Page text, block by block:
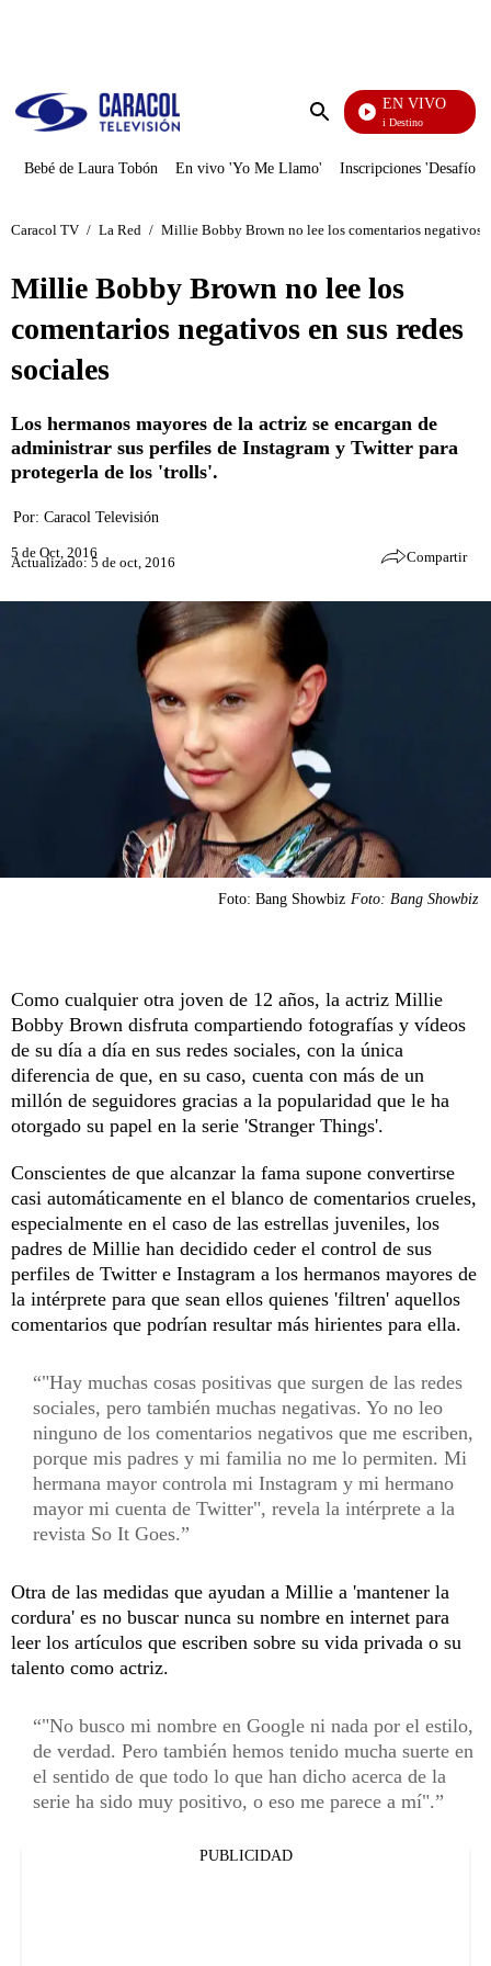
Enviar
EN VIVO
El Juego De Mi Destino
Bebé de Laura Tobón En vivo 'Yo Me Llamo' Inscripciones 'Desafío'
Caracol TV / La Red / Millie Bobby Brown no lee los comentarios negativos
Millie Bobby Brown no lee los
comentarios negativos en sus redes
sociales
Los hermanos mayores de la actriz se encargan de
administrar sus perfiles de Instagram y Twitter para
protegerla de los 'trolls'.
Por: Caracol Televisión
5 de Oct, 2016
Actualizado: 5 de oct, 2016 Compartir
Foto: Bang Showbiz Foto: Bang Showbiz
Como cualquier otra joven de 12 años, la actriz Millie
Bobby Brown disfruta compartiendo fotografías y vídeos
de su día a día en sus redes sociales, con la única
diferencia de que, en su caso, cuenta con más de un
millón de seguidores gracias a la popularidad que le ha
otorgado su papel en la serie 'Stranger Things'.
Conscientes de que alcanzar la fama supone convertirse
casi automáticamente en el blanco de comentarios crueles,
especialmente en el caso de las estrellas juveniles, los
padres de Millie han decidido ceder el control de sus
perfiles de Twitter e Instagram a los hermanos mayores de
la intérprete para que sean ellos quienes 'filtren' aquellos
comentarios que podrían resultar más hirientes para ella.
"Hay muchas cosas positivas que surgen de las redes
sociales, pero también muchas negativas. Yo no leo
ninguno de los comentarios negativos que me escriben,
porque mis padres y mi familia no me lo permiten. Mi
hermana mayor controla mi Instagram y mi hermano
mayor mi cuenta de Twitter", revela la intérprete a la
revista So It Goes.
Otra de las medidas que ayudan a Millie a 'mantener la
cordura' es no buscar nunca su nombre en internet para
leer los artículos que escriben sobre su vida privada o su
talento como actriz.
"No busco mi nombre en Google ni nada por el estilo,
de verdad. Pero también hemos tenido mucha suerte en
el sentido de que todo lo que han dicho acerca de la
serie ha sido muy positivo, o eso me parece a mí".
PUBLICIDAD